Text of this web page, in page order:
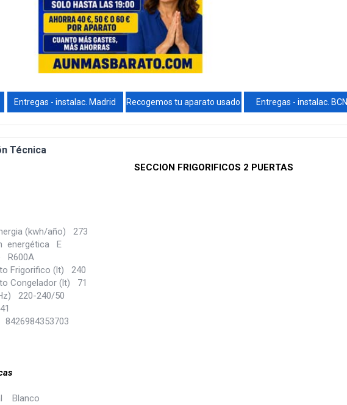
Entregas - instalac. Madrid Recogemos tu aparato usado Entregas - instalac. BCN
Técnica
SECCION FRIGORIFICOS 2 PUERTAS
(kwh/año) 273
energética E
R600A
Frigorifico (lt) 240
Congelador (lt) 71
220-240/50
Blanco